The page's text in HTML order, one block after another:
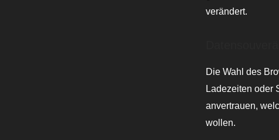
verändert.
Die Wahl des
Ladezeiten oder
anvertrauen,
wollen.